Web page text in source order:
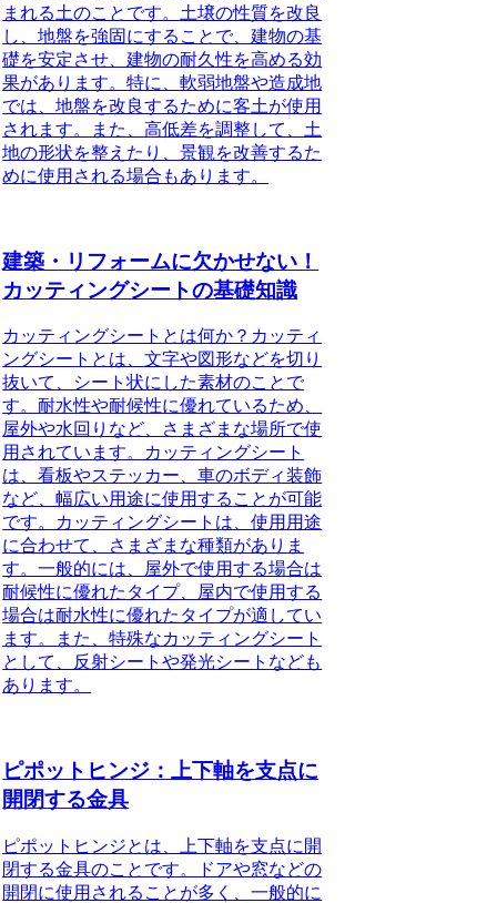
まれる土のことです。土壌の性質を改良
し、地盤を強固にすることで、建物の基
礎を安定させ、建物の耐久性を高める効
果があります。特に、軟弱地盤や造成地
では、地盤を改良するために客土が使用
されます。また、高低差を調整して、土
地の形状を整えたり、景観を改善するた
めに使用される場合もあります。
建築・リフォームに欠かせない！
カッティングシートの基礎知識
カッティングシートとは何か？カッティ
ングシートとは、文字や図形などを切り
抜いて、シート状にした素材のことで
す。耐水性や耐候性に優れているため、
屋外や水回りなど、さまざまな場所で使
用されています。カッティングシート
は、看板やステッカー、車のボディ装飾
など、幅広い用途に使用することが可能
です。カッティングシートは、使用用途
に合わせて、さまざまな種類がありま
す。一般的には、屋外で使用する場合は
耐候性に優れたタイプ、屋内で使用する
場合は耐水性に優れたタイプが適してい
ます。また、特殊なカッティングシート
として、反射シートや発光シートなども
あります。
ピポットヒンジ：上下軸を支点に
開閉する金具
ピポットヒンジとは、上下軸を支点に開
閉する金具のことです。ドアや窓などの
開閉に使用されることが多く、一般的に